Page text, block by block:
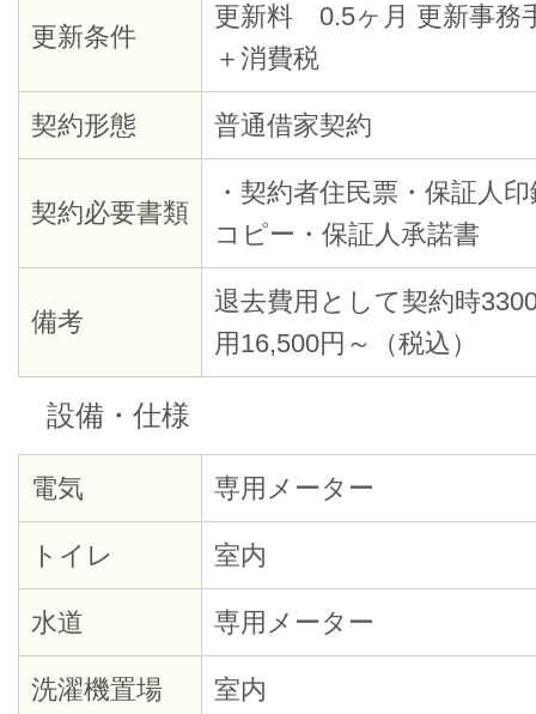
更新条件
更新料 0.5ヶ月 更新事
＋消費税
契約形態 普通借家契約
契約必要書類
・契約者住民票・保証人
コピー・保証人承諾書
備考
退去費用として契約時
用16,500円～（税込）
設備・仕様
電気 専用メーター
トイレ 室内
水道 専用メーター
洗濯機置場 室内